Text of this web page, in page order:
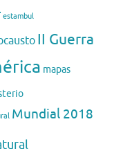
estambul
II Guerra
mapas
Mundial 2018